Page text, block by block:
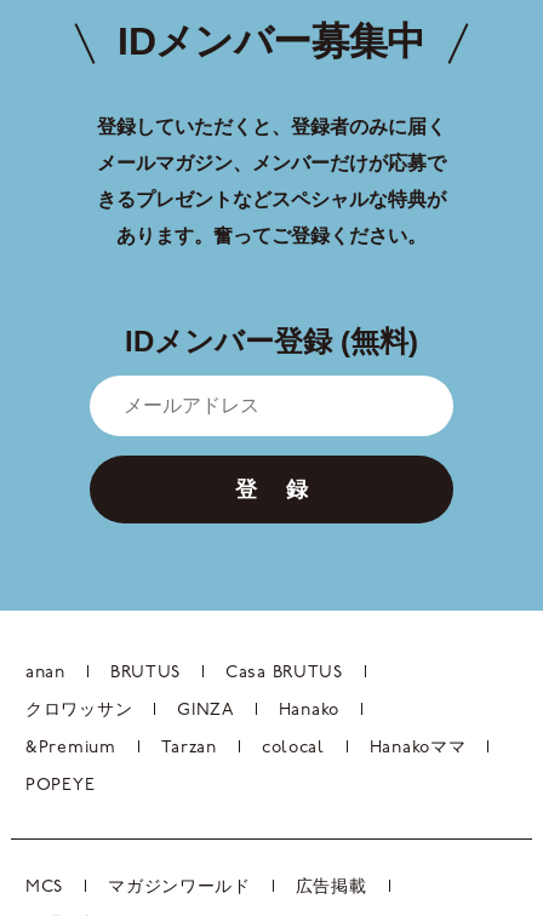
IDメンバー募集中
登録していただくと、登録者のみに届く
メールマガジン、メンバーだけが応募で
きるプレゼントなどスペシャルな特典が
あります。 奮ってご登録ください。
IDメンバー登録 (無料)
登 録
anan BRUTUS Casa BRUTUS
クロワッサン GINZA Hanako
&Premium Tarzan colocal Hanakoママ
POPEYE
MCS マガジンワールド 広告掲載